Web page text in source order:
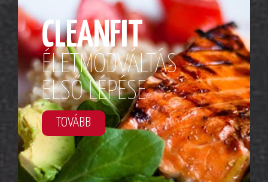
CLEANFIT
ÉLETMÓDVÁLTÁS
ELSŐ LÉPÉSE
TOVÁBB